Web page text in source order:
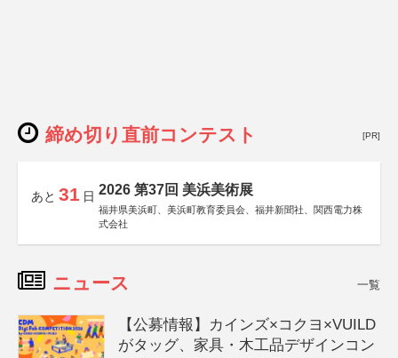
締め切り直前コンテスト [PR]
あと 31 日 2026 第37回 美浜美術展
福井県美浜町、美浜町教育委員会、福井新聞社、関西電力株
式会社
ニュース 一覧
【公募情報】カインズ×コクヨ×VUILD
がタッグ、家具・木工品デザインコン